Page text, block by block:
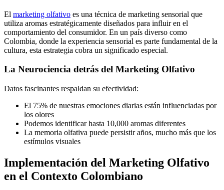
El marketing olfativo es una técnica de marketing sensorial que
utiliza aromas estratégicamente diseñados para influir en el
comportamiento del consumidor. En un país diverso como
Colombia, donde la experiencia sensorial es parte fundamental de la
cultura, esta estrategia cobra un significado especial.
La Neurociencia detrás del Marketing Olfativo
Datos fascinantes respaldan su efectividad:
El 75% de nuestras emociones diarias están influenciadas por
los olores
Podemos identificar hasta 10,000 aromas diferentes
La memoria olfativa puede persistir años, mucho más que los
estímulos visuales
Implementación del Marketing Olfativo
en el Contexto Colombiano